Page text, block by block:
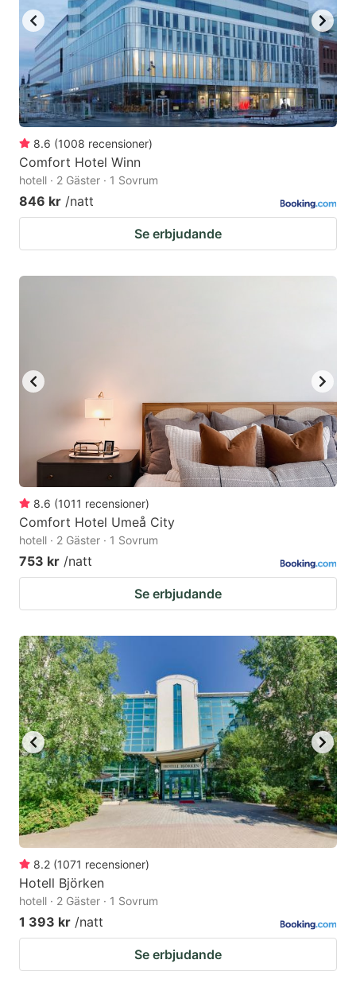
8.6 (1008 recensioner)
Comfort Hotel Winn
hotell · 2 Gäster · 1 Sovrum
846 kr /natt
Se erbjudande
8.6 (1011 recensioner)
Comfort Hotel Umeå City
hotell · 2 Gäster · 1 Sovrum
753 kr /natt
Se erbjudande
8.2 (1071 recensioner)
Hotell Björken
hotell · 2 Gäster · 1 Sovrum
1 393 kr /natt
Se erbjudande